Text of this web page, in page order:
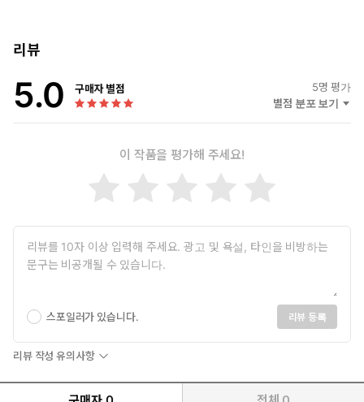
리뷰
5.0 구매자 별점 5명 평가
별점 분포 보기
이 작품을 평가해 주세요!
스포일러가 있습니다. 리뷰 등록
리뷰 작성 유의사항